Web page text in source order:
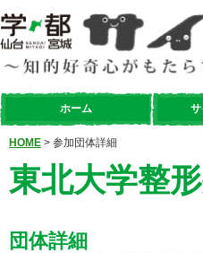
ホーム サ
HOME > 参加団体詳細
東北大学整
団体詳細